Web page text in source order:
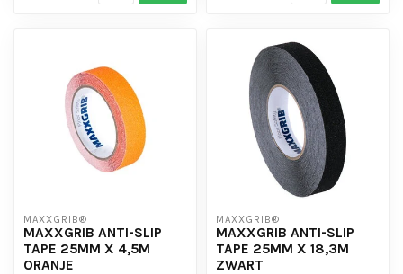
MAXXGRIB®
MAXXGRIB ANTI-SLIP
TAPE 25MM X 4,5M
ORANJE
MAXXGRIB®
MAXXGRIB ANTI-SLIP
TAPE 25MM X 18,3M
ZWART